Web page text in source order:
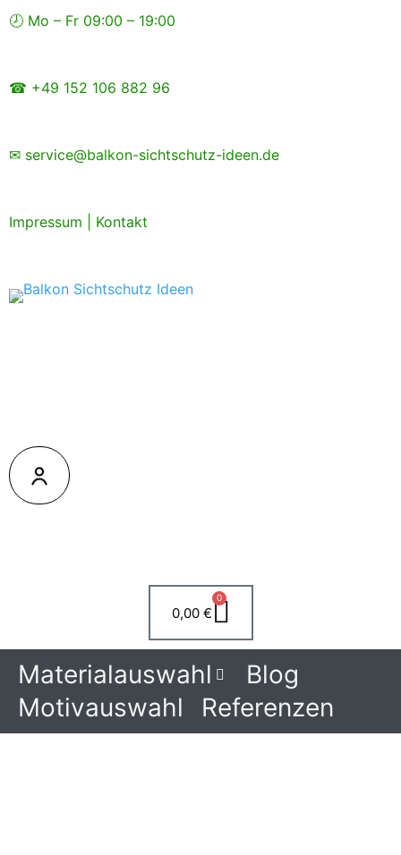
Zum
🕗 Mo – Fr 09:00 – 19:00
☎ +49 152 106 882 96
✉ service@balkon-sichtschutz-ideen.de
Impressum Kontakt
0,00 €
0
Warenkorb
Materialauswahl
Blog
Motivauswahl
Referenzen